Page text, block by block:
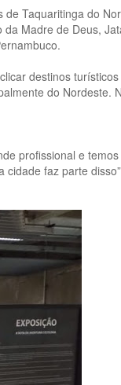
de Taquaritinga do
da Madre de Deus,
destinos
do Nordeste.
profissional e
faz parte